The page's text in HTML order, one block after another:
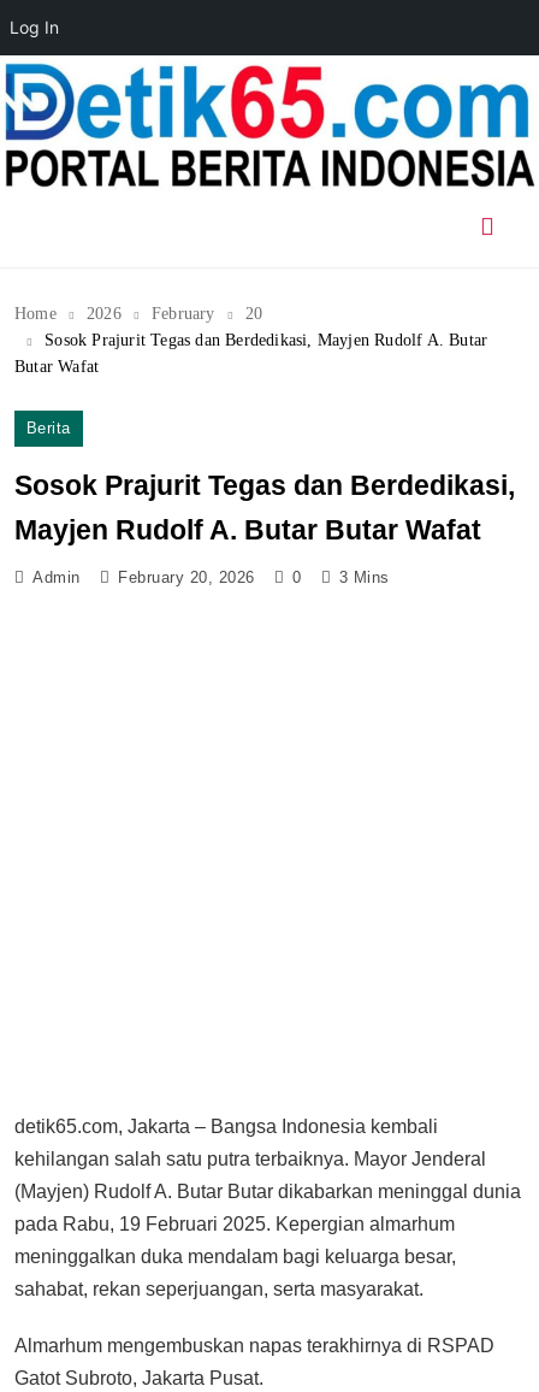
Log In
Skip
to
content
Home 2026 February
20
Sosok Prajurit Tegas dan Berdedikasi, Mayjen Rudolf A. Butar
Butar Wafat
Berita
Sosok Prajurit Tegas dan Berdedikasi,
Mayjen Rudolf A. Butar Butar Wafat
Admin February 20, 2026 0 3 Mins
detik65.com, Jakarta – Bangsa Indonesia kembali
kehilangan salah satu putra terbaiknya. Mayor Jenderal
(Mayjen) Rudolf A. Butar Butar dikabarkan meninggal dunia
pada Rabu, 19 Februari 2025. Kepergian almarhum
meninggalkan duka mendalam bagi keluarga besar,
sahabat, rekan seperjuangan, serta masyarakat.
Almarhum mengembuskan napas terakhirnya di RSPAD
Gatot Subroto, Jakarta Pusat.